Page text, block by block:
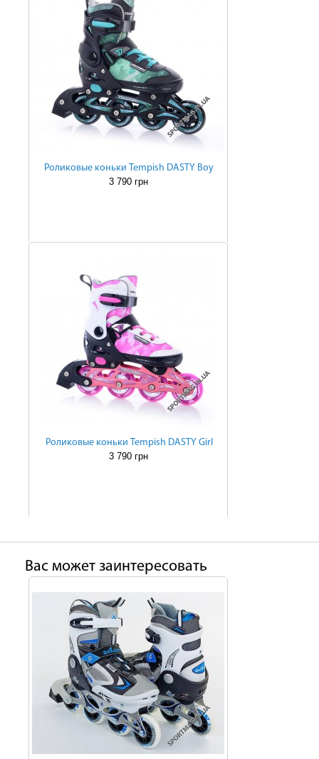
Роликовые коньки Tempish DASTY Boy
3 790 грн
Роликовые коньки Tempish DASTY Girl
3 790 грн
Ваc может заинтересовать